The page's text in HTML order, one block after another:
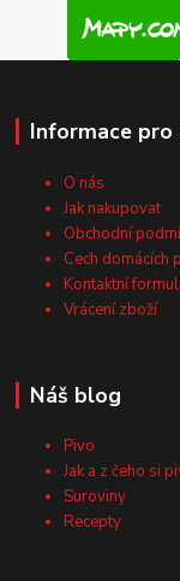
Informace pro
O nás
Jak nakupovat
Obchodní
Cech domácích
Kontaktní
Vrácení zboží
Náš blog
Pivo
Jak a z čeho si
Suroviny
Recepty